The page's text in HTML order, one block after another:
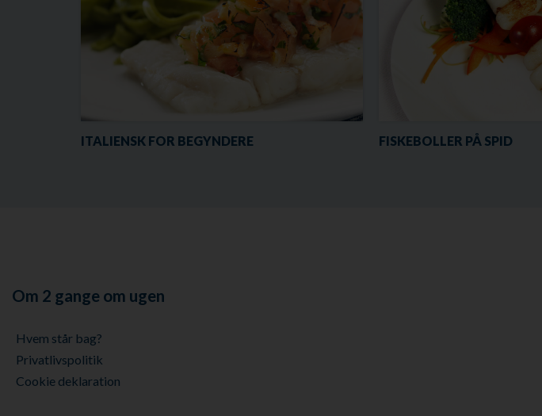
ITALIENSK FOR BEGYNDERE FISKEBOLLER PÅ SPID
Om 2 gange om ugen
Hvem står bag?
Privatlivspolitik
Cookie deklaration